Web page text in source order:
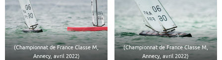
(Championnat de France Classe M,
Annecy, avril 2022)
(Championnat de France Classe M,
Annecy, avril 2022)